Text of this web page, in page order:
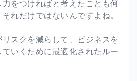
をつければと考えたことも何
れだけではないんですよね。
スクを減らして、ビジネスを
いくために最適化されたルー